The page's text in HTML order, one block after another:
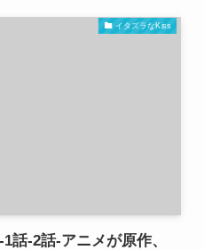
イタズラなKiss
話-2話-アニメが原作、